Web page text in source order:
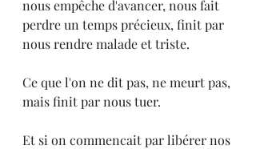
nous empêche d'avancer, nous fait
perdre un temps précieux, finit par
nous rendre malade et triste.
Ce que l'on ne dit pas, ne meurt pas,
mais finit par nous tuer.
Et si on commencait par libérer nos